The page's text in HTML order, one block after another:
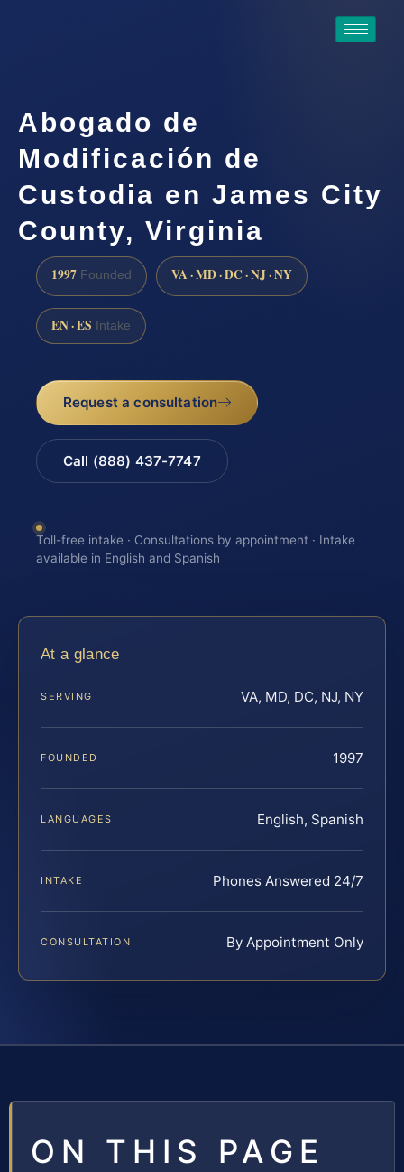
Abogado de
Modificación de
Custodia en James City
County, Virginia
1997 Founded VA · MD · DC · NJ · NY
EN · ES Intake
Request a consultation
Call (888) 437-7747
Toll-free intake · Consultations by appointment · Intake
available in English and Spanish
At a glance
SERVING VA, MD, DC, NJ, NY
FOUNDED 1997
LANGUAGES English, Spanish
INTAKE Phones Answered 24/7
CONSULTATION By Appointment Only
ON THIS PAGE